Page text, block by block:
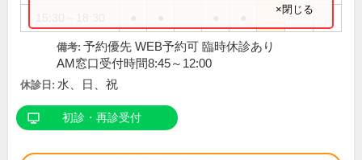
×閉じる
備考: 予約優先 WEB予約可 臨時休診あり
AM窓口受付時間8:45～12:00
休診日: 水、日、祝
初診・再診受付